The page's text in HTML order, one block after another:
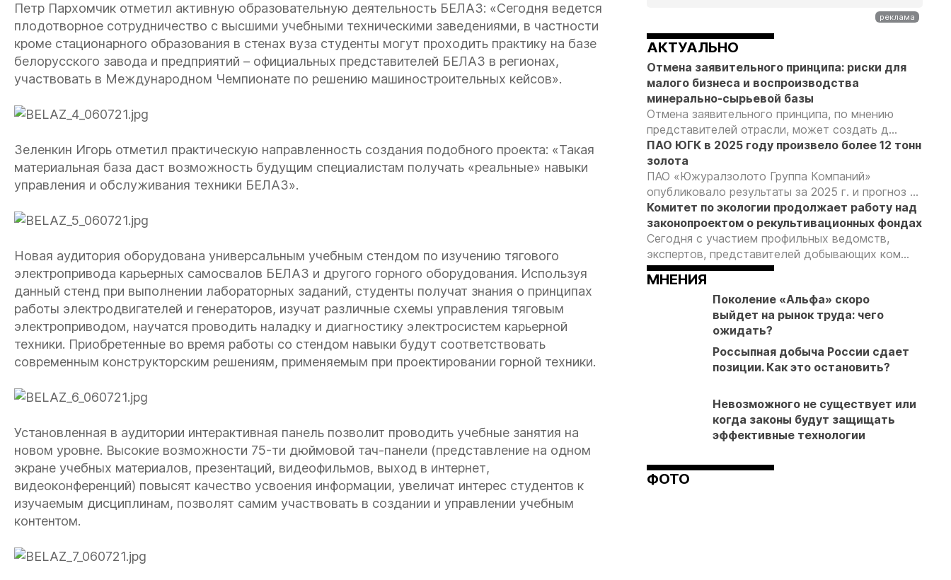
Петр Пархомчик отметил активную образовательную деятельность БЕЛАЗ: «Сегодня ведется
плодотворное сотрудничество с высшими учебными техническими заведениями, в частности
кроме стационарного образования в стенах вуза студенты могут проходить практику на базе
белорусского завода и предприятий – официальных представителей БЕЛАЗ в регионах,
участвовать в Международном Чемпионате по решению машиностроительных кейсов».
Зеленкин Игорь отметил практическую направленность создания подобного проекта: «Такая
материальная база даст возможность будущим специалистам получать «реальные» навыки
управления и обслуживания техники БЕЛАЗ».
Новая аудитория оборудована универсальным учебным стендом по изучению тягового
электропривода карьерных самосвалов БЕЛАЗ и другого горного оборудования. Используя
данный стенд при выполнении лабораторных заданий, студенты получат знания о принципах
работы электродвигателей и генераторов, изучат различные схемы управления тяговым
электроприводом, научатся проводить наладку и диагностику электросистем карьерной
техники. Приобретенные во время работы со стендом навыки будут соответствовать
современным конструкторским решениям, применяемым при проектировании горной техники.
Установленная в аудитории интерактивная панель позволит проводить учебные занятия на
новом уровне. Высокие возможности 75-ти дюймовой тач-панели (представление на одном
экране учебных материалов, презентаций, видеофильмов, выход в интернет,
видеоконференций) повысят качество усвоения информации, увеличат интерес студентов к
изучаемым дисциплинам, позволят самим участвовать в создании и управлении учебным
контентом.
АКТУАЛЬНО
Отмена заявительного принципа: риски для
малого бизнеса и воспроизводства
минерально-сырьевой базы
Отмена заявительного принципа, по мнению
представителей отрасли, может создать д...
ПАО ЮГК в 2025 году произвело более 12 тонн
золота
ПАО «Южуралзолото Группа Компаний»
опубликовало результаты за 2025 г. и прогноз ...
Комитет по экологии продолжает работу над
законопроектом о рекультивационных фондах
Сегодня с участием профильных ведомств,
экспертов, представителей добывающих ком...
МНЕНИЯ
Поколение «Альфа» скоро
выйдет на рынок труда: чего
ожидать?
Россыпная добыча России сдает
позиции. Как это остановить?
Невозможного не существует или
когда законы будут защищать
эффективные технологии
ФОТО